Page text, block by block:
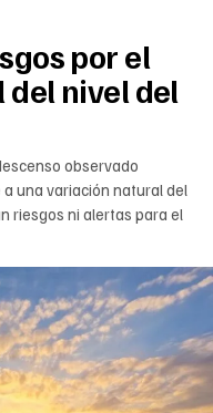
por el
del nivel del
observado
una variación natural del
riesgos ni alertas para el